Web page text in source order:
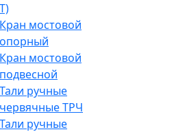
Т)
Кран мостовой
опорный
Кран мостовой
подвесной
Тали ручные
червячные ТРЧ
Тали ручные